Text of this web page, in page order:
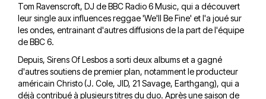
Tom Ravenscroft, DJ de BBC Radio 6 Music, qui a découvert
leur single aux influences reggae 'We'll Be Fine' et l'a joué sur
les ondes, entrainant d'autres diffusions de la part de l'équipe
de BBC 6.
Depuis, Sirens Of Lesbos a sorti deux albums et a gagné
d'autres soutiens de premier plan, notamment le producteur
américain Christo (J. Cole, JID, 21 Savage, Earthgang), qui a
déjà contribué à plusieurs titres du duo. Après une saison de